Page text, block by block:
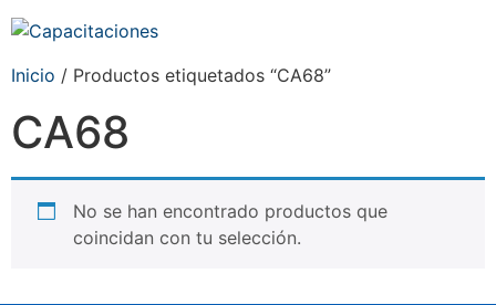
Inicio / Productos etiquetados “CA68”
CA68
No se han encontrado productos que
coincidan con tu selección.